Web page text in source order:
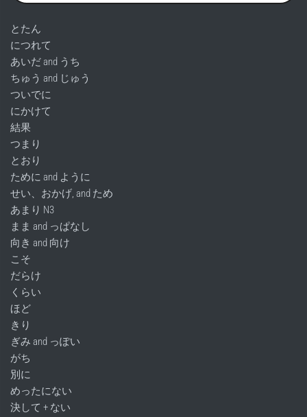
とたん
につれて
あいだ and うち
ちゅう and じゅう
ついでに
にかけて
結果
つまり
とおり
ために and ように
せい、おかげ, and ため
あまり N3
まま and っぱなし
向き and 向け
こそ
だらけ
くらい
ほど
きり
ぎみ and っぽい
がち
別に
めったにない
決して + ない